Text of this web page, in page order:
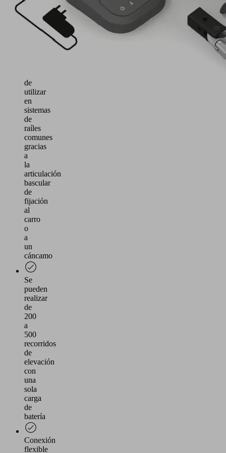
de
cargas
de
hasta
de
utilizar
en
sistemas
de
raíles
comunes
gracias
a
la
articulación
bascular
de
fijación
al
carro
o
a
un
cáncamo
Se
pueden
realizar
de
200
a
500
recorridos
de
elevación
con
una
sola
carga
de
batería
Conexión
flexible